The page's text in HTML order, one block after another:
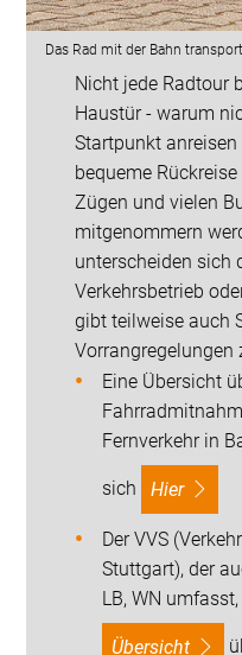
Das Rad mit der Bahn
Nicht jede Radtour
Haustür - warum
Startpunkt
bequeme
Zügen und vielen
mitgenommern
unterscheiden sich
Verkehrsbetrieb
gibt teilweise auch
Vorrangregelungen
Eine Übersicht
Fernverkehr in
sich hier
Der VVS
Stuttgart), der
LB, WN
Übersicht